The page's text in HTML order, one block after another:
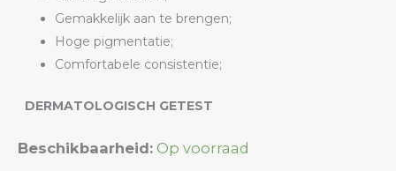
Gemakkelijk aan te brengen;
Hoge pigmentatie;
Comfortabele consistentie;
DERMATOLOGISCH GETEST
Beschikbaarheid: Op voorraad
Gelpolish